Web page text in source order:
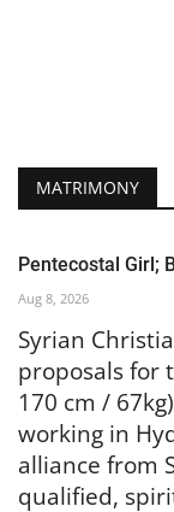
MATRIMONY
Pentecostal Girl;
Aug 8, 2026
Syrian
proposals for
170 cm /
working in
alliance from
qualified,